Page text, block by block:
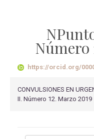
Número
https://orcid.org/
CONVULSIONES EN
II. Número 12. Marzo 2019